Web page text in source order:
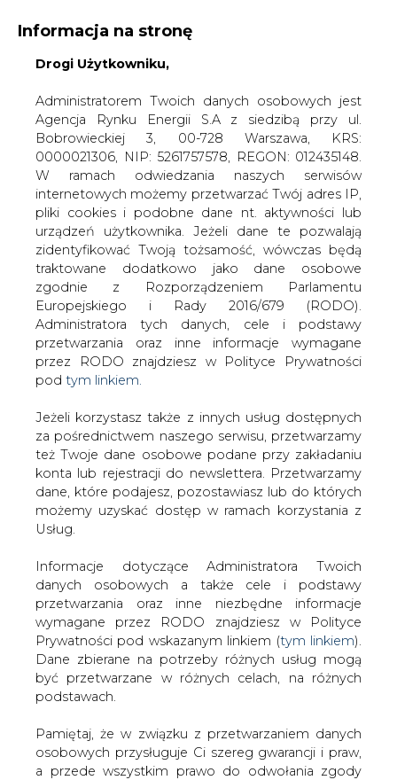
KONTAKT:
WYDAWCA PORTALU:
WYSOKI KONTRAST A A
ZALOGUJ SIĘ
WŁĄCZ CIRE.TV
Informacja na stronę
Drogi Użytkowniku,
Administratorem Twoich danych osobowych jest
Agencja Rynku Energii S.A z siedzibą przy ul.
Bobrowieckiej 3, 00-728 Warszawa, KRS:
0000021306, NIP: 5261757578, REGON: 012435148.
W ramach odwiedzania naszych serwisów
internetowych możemy przetwarzać Twój adres IP,
pliki cookies i podobne dane nt. aktywności lub
urządzeń użytkownika. Jeżeli dane te pozwalają
zidentyfikować Twoją tożsamość, wówczas będą
traktowane dodatkowo jako dane osobowe
zgodnie z Rozporządzeniem Parlamentu
Europejskiego i Rady 2016/679 (RODO).
Administratora tych danych, cele i podstawy
przetwarzania oraz inne informacje wymagane
przez RODO znajdziesz w Polityce Prywatności
pod tym linkiem.
Jeżeli korzystasz także z innych usług dostępnych
za pośrednictwem naszego serwisu, przetwarzamy
też Twoje dane osobowe podane przy zakładaniu
konta lub rejestracji do newslettera. Przetwarzamy
dane, które podajesz, pozostawiasz lub do których
możemy uzyskać dostęp w ramach korzystania z
Usług.
Informacje dotyczące Administratora Twoich
danych osobowych a także cele i podstawy
przetwarzania oraz inne niezbędne informacje
wymagane przez RODO znajdziesz w Polityce
Prywatności pod wskazanym linkiem (tym linkiem).
Dane zbierane na potrzeby różnych usług mogą
być przetwarzane w różnych celach, na różnych
podstawach.
Pamiętaj, że w związku z przetwarzaniem danych
osobowych przysługuje Ci szereg gwarancji i praw,
a przede wszystkim prawo do odwołania zgody
Strona główna
SERWIS INFORMACYJNY CIRE
/ CEZ: dymisja szefa finansów
2004-07-06 00:00
skomentuj
udostępnij:
CEZ: dymisja szefa finansów